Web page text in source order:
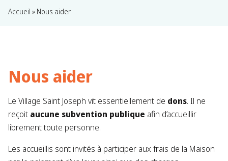
Accueil » Nous aider
Nous aider
Le Village Saint Joseph vit essentiellement de dons. Il ne
reçoit aucune subvention publique afin d’accueillir
librement toute personne.
Les accueillis sont invités à participer aux frais de la Maison